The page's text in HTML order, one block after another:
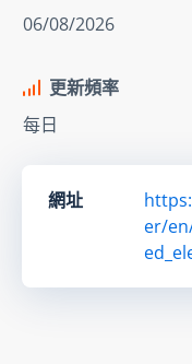
06/08/2026
更新頻率
每日
網址
er/